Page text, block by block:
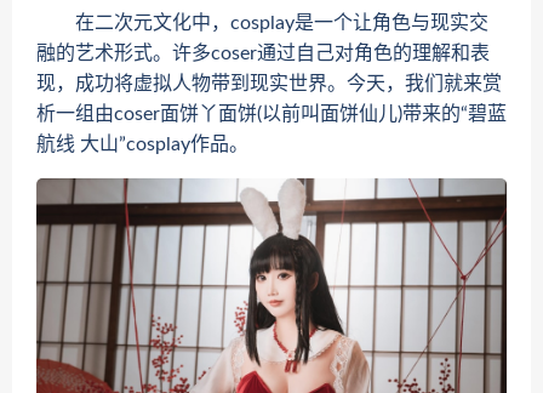
在二次元文化中，cosplay是一个让角色与现实交
融的艺术形式。许多coser通过自己对角色的理解和表
现，成功将虚拟人物带到现实世界。今天，我们就来赏
析一组由coser面饼丫面饼(以前叫面饼仙儿)带来的“碧蓝
航线 大山”cosplay作品。